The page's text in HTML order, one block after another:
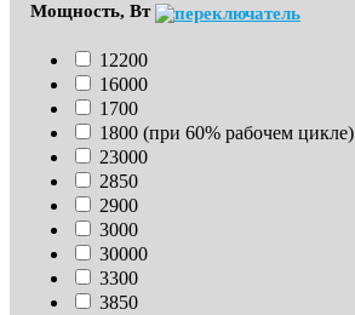
Мощность, Вт
12200
16000
1700
1800 (при 60% рабочем цикле)
23000
2850
2900
3000
30000
3300
3850